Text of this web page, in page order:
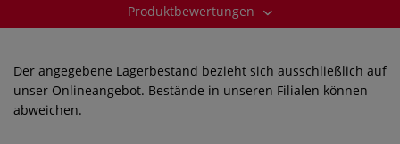
Produktbewertungen
Der angegebene Lagerbestand bezieht sich ausschließlich auf
unser Onlineangebot. Bestände in unseren Filialen können
abweichen.